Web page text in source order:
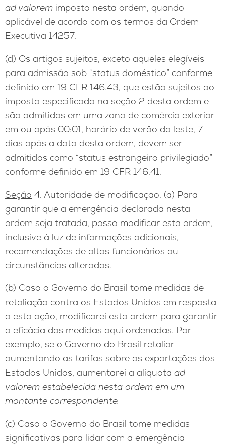
ad valorem imposto nesta ordem, quando
aplicável de acordo com os termos da Ordem
Executiva 14257.
(d) Os artigos sujeitos, exceto aqueles elegíveis
para admissão sob “status doméstico” conforme
definido em 19 CFR 146.43, que estão sujeitos ao
imposto especificado na seção 2 desta ordem e
são admitidos em uma zona de comércio exterior
em ou após 00:01, horário de verão do leste, 7
dias após a data desta ordem, devem ser
admitidos como “status estrangeiro privilegiado”
conforme definido em 19 CFR 146.41.
Seção 4. Autoridade de modificação. (a) Para
garantir que a emergência declarada nesta
ordem seja tratada, posso modificar esta ordem,
inclusive à luz de informações adicionais,
recomendações de altos funcionários ou
circunstâncias alteradas.
(b) Caso o Governo do Brasil tome medidas de
retaliação contra os Estados Unidos em resposta
a esta ação, modificarei esta ordem para garantir
a eficácia das medidas aqui ordenadas. Por
exemplo, se o Governo do Brasil retaliar
aumentando as tarifas sobre as exportações dos
Estados Unidos, aumentarei a alíquota ad
valorem estabelecida nesta ordem em um
montante correspondente.
(c) Caso o Governo do Brasil tome medidas
significativas para lidar com a emergência